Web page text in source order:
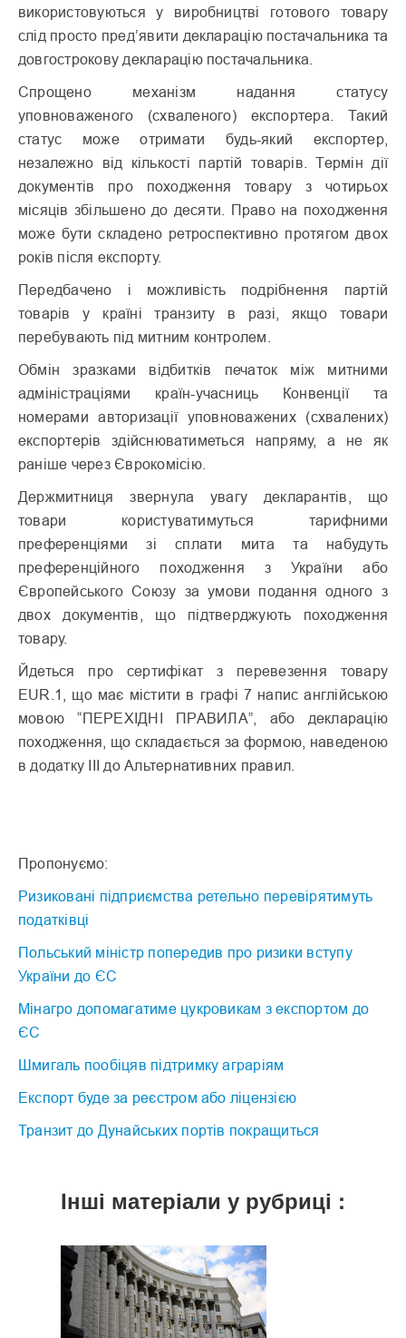
використовуються у виробництві готового товару
слід просто пред’явити декларацію постачальника та
довгострокову декларацію постачальника.
Спрощено механізм надання статусу
уповноваженого (схваленого) експортера. Такий
статус може отримати будь-який експортер,
незалежно від кількості партій товарів. Термін дії
документів про походження товару з чотирьох
місяців збільшено до десяти. Право на походження
може бути складено ретроспективно протягом двох
років після експорту.
Передбачено і можливість подрібнення партій
товарів у країні транзиту в разі, якщо товари
перебувають під митним контролем.
Обмін зразками відбитків печаток між митними
адміністраціями країн-учасниць Конвенції та
номерами авторизації уповноважених (схвалених)
експортерів здійснюватиметься напряму, а не як
раніше через Єврокомісію.
Держмитниця звернула увагу декларантів, що
товари користуватимуться тарифними
преференціями зі сплати мита та набудуть
преференційного походження з України або
Європейського Союзу за умови подання одного з
двох документів, що підтверджують походження
товару.
Йдеться про сертифікат з перевезення товару
EUR.1, що має містити в графі 7 напис англійською
мовою “ПЕРЕХІДНІ ПРАВИЛА”, або декларацію
походження, що складається за формою, наведеною
в додатку III до Альтернативних правил.
Пропонуємо:
Ризиковані підприємства ретельно перевірятимуть
податківці
Польський міністр попередив про ризики вступу
України до ЄС
Мінагро допомагатиме цукровикам з експортом до
ЄС
Шмигаль пообіцяв підтримку аграріям
Експорт буде за реєстром або ліцензією
Транзит до Дунайських портів покращиться
Інші матеріали у рубриці :